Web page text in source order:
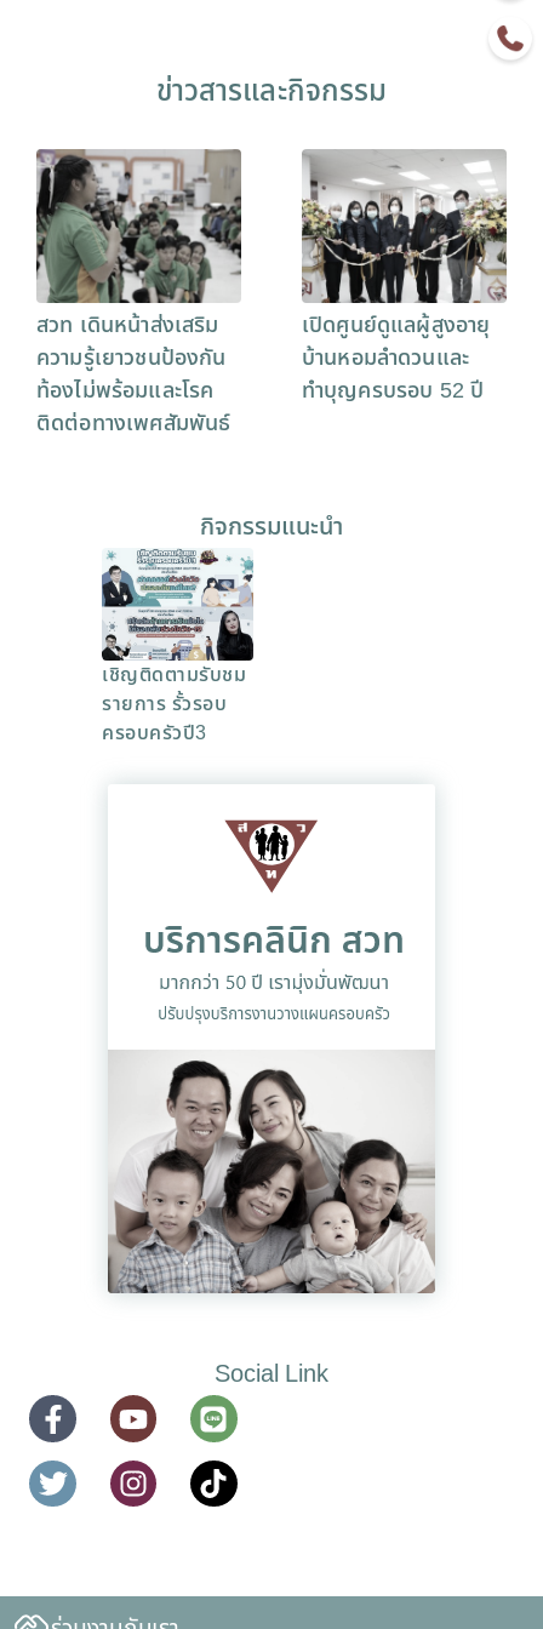
ข่าวสารและกิจกรรม
สวท เดินหน้าส่งเสริม
ความรู้เยาวชนป้องกัน
ท้องไม่พร้อมและโรค
ติดต่อทางเพศสัมพันธ์
เปิดศูนย์ดูแลผู้สูงอายุ
บ้านหอมลำดวนและ
ทำบุญครบรอบ 52 ปี
กิจกรรมแนะนำ
เชิญติดตามรับชม
รายการ รั้วรอบ
ครอบครัวปี3
Social Link